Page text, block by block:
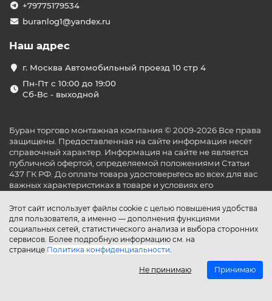
Этот сайт использует файлы cookie с целью повышения удобства
для пользователя, а именно — дополнения функциями
социальных сетей, статистического анализа и выбора сторонних
сервисов. Более подробную информацию см. на
странице Политика конфиденциальности.
Не принимаю Принимаю
+79775179534
buranlog1@yandex.ru
Наш адрес
г. Москва Автомобильный проезд 10 стр 4
Пн-Пт с 10:00 до 19:00
Сб-Вс - выходной
Буран торгово монтажная компания © 2009-2026 Все права
защищены. Предоставленная на сайте информация несёт
справочный характер. Информация на сайте не является
публичной офертой, определяемой положениями Статьи
437 ГК РФ. До оплаты товара удостоверьтесь во всех для вас
важных характеристиках в товаре и условиях его